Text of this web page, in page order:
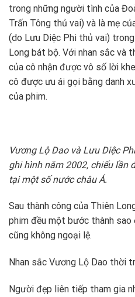
trong những người tình của
Trấn Tông thủ vai) và là mẹ
(do Lưu Diệc Phi thủ vai)
Long bát bộ. Với nhan sắc và
của cô nhận được vô số lời
cô được ưu ái gọi bằng danh
của phim.
Vương Lộ Dao và Lưu Diệc
ghi hình năm 2002, chiếu lần
tại một số nước châu Á.
Sau thành công của Thiên
phim đều một bước thành sao
cũng không ngoại lệ.
Nhan sắc Vương Lộ Dao thời
Người đẹp liên tiếp tham gia